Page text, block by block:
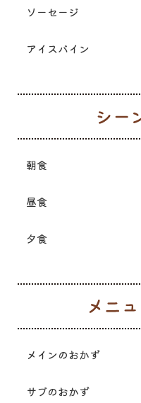
ソーセージ
アイスバイン
朝食
昼食
夕食
メインのおかず
サブのおかず